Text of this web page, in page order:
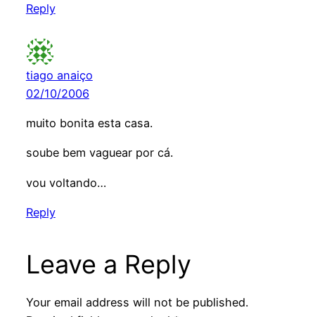
Reply
tiago anaiço
02/10/2006
muito bonita esta casa.
soube bem vaguear por cá.
vou voltando…
Reply
Leave a Reply
Your email address will not be published.